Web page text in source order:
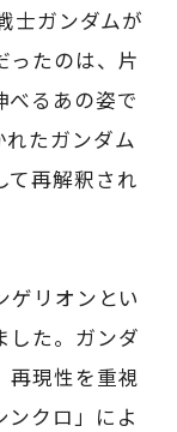
士ガンダムが
ったのは、片
べるあの姿で
たガンダム
て再解釈され
ゲリオンとい
した。ガンダ
再現性を重視
ンクロ」によ